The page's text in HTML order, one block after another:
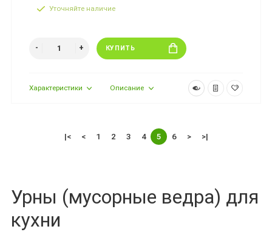
Уточняйте наличие
КУПИТЬ
Характеристики Описание
|< < 1 2 3 4 5 6 > >|
Урны (мусорные ведра) для
кухни